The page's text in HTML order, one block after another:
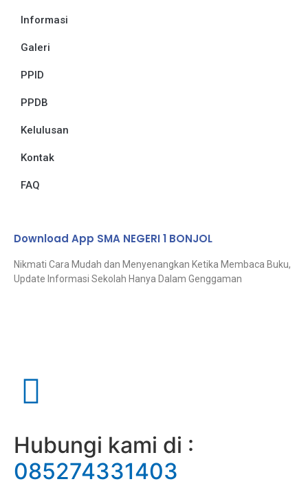
Informasi
Galeri
PPID
PPDB
Kelulusan
Kontak
FAQ
Download App SMA NEGERI 1 BONJOL
Nikmati Cara Mudah dan Menyenangkan Ketika Membaca Buku,
Update Informasi Sekolah Hanya Dalam Genggaman
Hubungi kami di :
085274331403